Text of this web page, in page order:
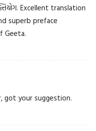
Excellent translation
superb preface
Geeta.
got your suggestion.